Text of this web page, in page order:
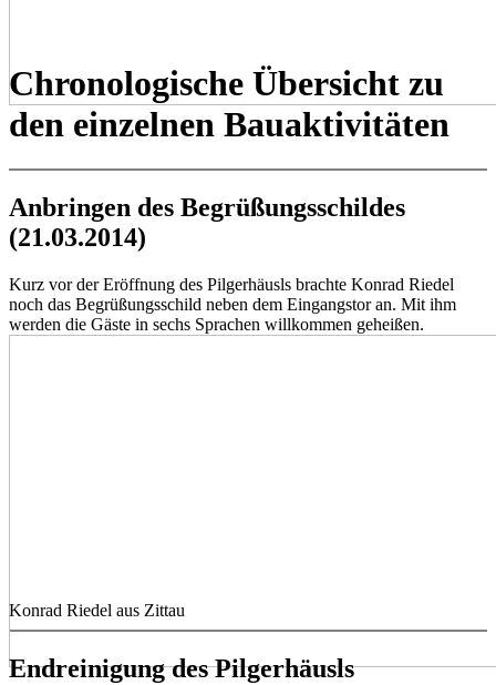
Chronologische Übersicht zu
den einzelnen Bauaktivitäten
Anbringen des Begrüßungsschildes
(21.03.2014)
Kurz vor der Eröffnung des Pilgerhäusls brachte Konrad Riedel
noch das Begrüßungsschild neben dem Eingangstor an. Mit ihm
werden die Gäste in sechs Sprachen willkommen geheißen.
Konrad Riedel aus Zittau
Endreinigung des Pilgerhäusls